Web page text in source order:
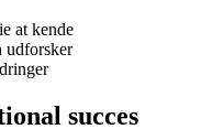
at kende
udforsker
succes